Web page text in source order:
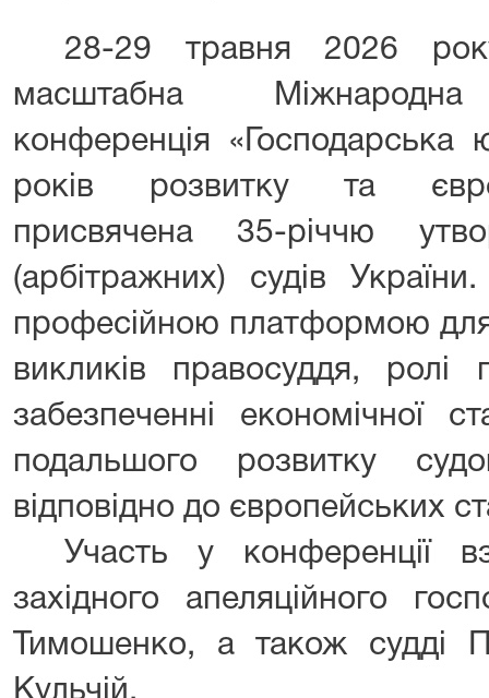
28-29 травня 2026
масштабна Міжнародна
конференція «Господарська
років розвитку та
присвячена 35-річчю
(арбітражних) судів
професійною платформою
викликів правосуддя, ролі
забезпеченні економічної
подальшого розвитку
відповідно до європейських
Участь у конференції
західного апеляційного
Тимошенко, а також судді
Кульчій.